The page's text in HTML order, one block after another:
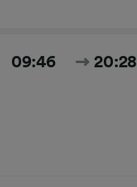
09:46 20:28